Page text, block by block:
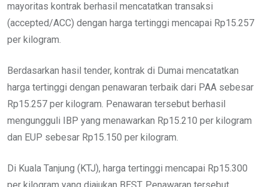
mayoritas kontrak berhasil mencatatkan transaksi
(accepted/ACC) dengan harga tertinggi mencapai Rp15.257
per kilogram.
Berdasarkan hasil tender, kontrak di Dumai mencatatkan
harga tertinggi dengan penawaran terbaik dari PAA sebesar
Rp15.257 per kilogram. Penawaran tersebut berhasil
mengungguli IBP yang menawarkan Rp15.210 per kilogram
dan EUP sebesar Rp15.150 per kilogram.
Di Kuala Tanjung (KTJ), harga tertinggi mencapai Rp15.300